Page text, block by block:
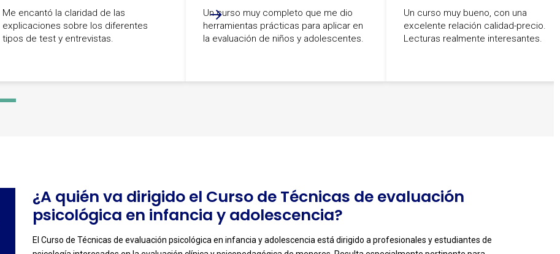
Me encantó la claridad de las
explicaciones sobre los diferentes
tipos de test y entrevistas.
Un curso muy completo que me dio
herramientas prácticas para aplicar en
la evaluación de niños y adolescentes.
Un curso muy bueno, con una
excelente relación calidad-precio.
Lecturas realmente interesantes.
2 3
¿A quién va dirigido el Curso de Técnicas de evaluación
psicológica en infancia y adolescencia?
El Curso de Técnicas de evaluación psicológica en infancia y adolescencia está dirigido a profesionales y estudiantes de